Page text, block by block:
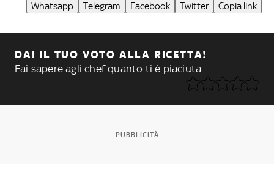
Whatsapp Telegram Facebook Twitter Copia link
DAI IL TUO VOTO ALLA RICETTA!
Fai sapere agli chef quanto ti è piaciuta.
PUBBLICITÀ